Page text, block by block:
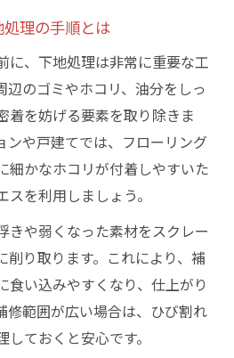
理の手順とは
に、下地処理は非常に重要な工
辺のゴミやホコリ、油分をしっ
着を妨げる要素を取り除きま
ンや戸建てでは、フローリング
細かなホコリが付着しやすいた
を利用しましょう。
きや弱くなった素材をスクレー
削り取ります。これにより、補
食い込みやすくなり、仕上がり
修範囲が広い場合は、ひび割れ
ておくと安心です。